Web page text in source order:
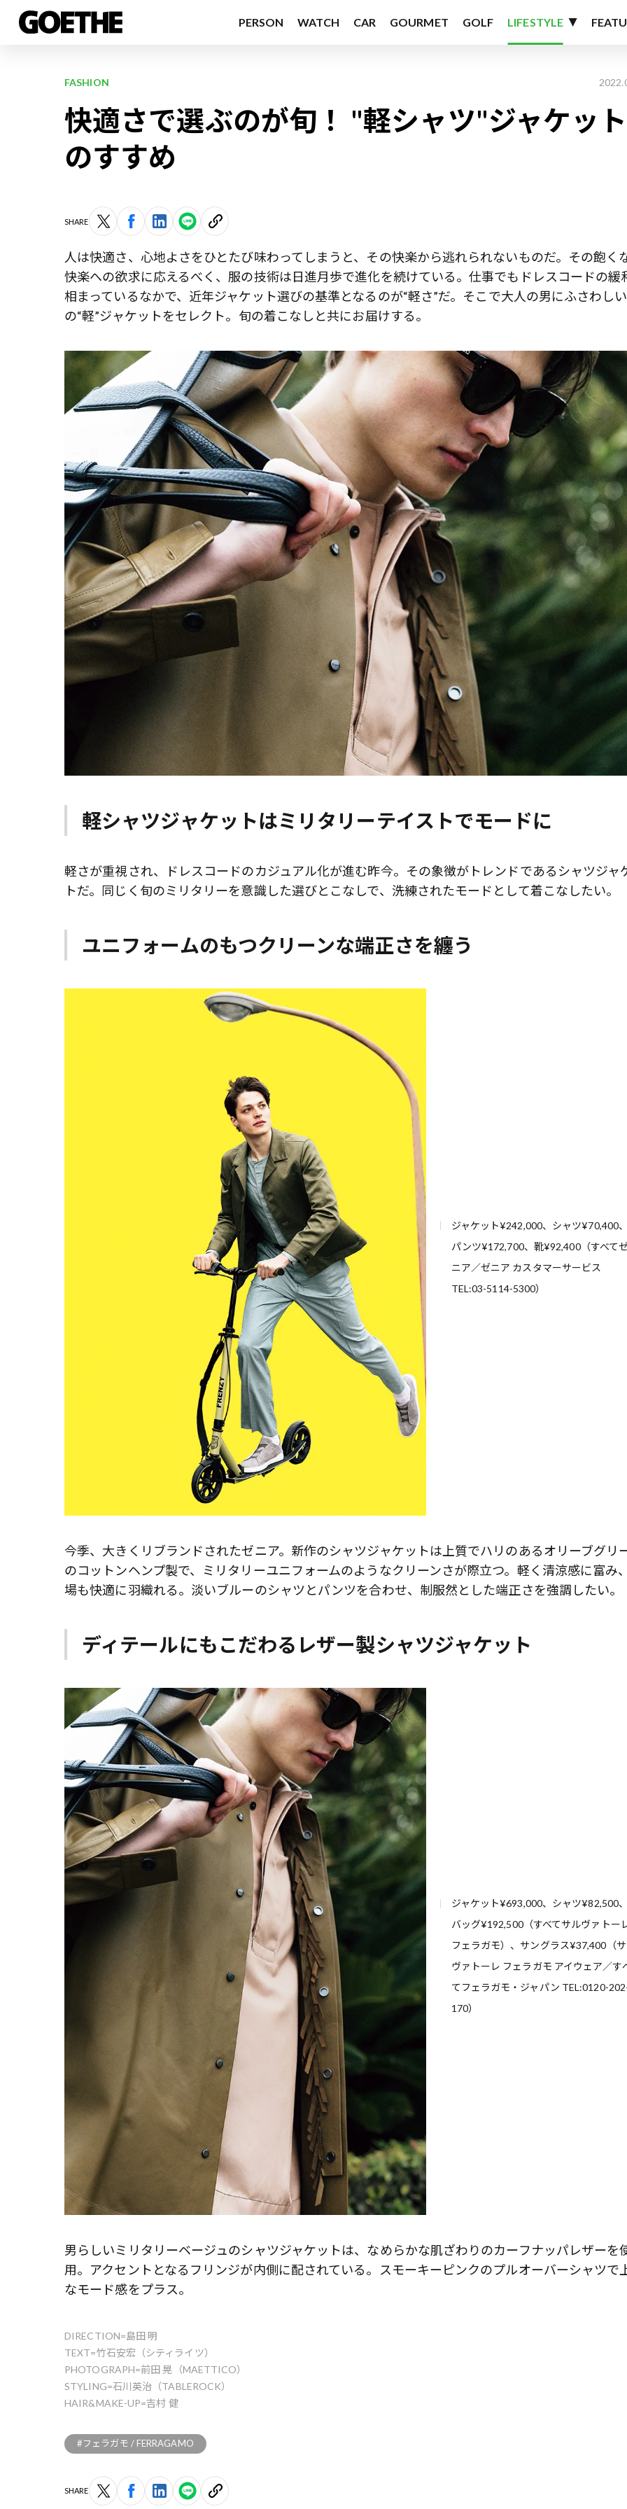
PERSON WATCH CAR GOURMET GOLF LIFESTYLE
FASHION
快適さで選ぶのが旬！ "軽シャツ"ジャケット
のすすめ
SHARE
人は快適さ、心地よさをひとたび味わってしまうと、その快楽から逃れられないものだ。その飽く
快楽への欲求に応えるべく、服の技術は日進月歩で進化を続けている。仕事でもドレスコードの緩
相まっているなかで、近年ジャケット選びの基準となるのが“軽さ”だ。そこで大人の男にふさわし
の“軽”ジャケットをセレクト。旬の着こなしと共にお届けする。
軽シャツジャケットはミリタリーテイストでモードに
軽さが重視され、ドレスコードのカジュアル化が進む昨今。その象徴がトレンドであるシャツジャ
トだ。同じく旬のミリタリーを意識した選びとこなしで、洗練されたモードとして着こなしたい。
ユニフォームのもつクリーンな端正さを纏う
ジャケット¥242,000、シャツ¥70,400
パンツ¥172,700、靴¥92,400（すべて
ニア／ゼニア カスタマーサービス
TEL:03-5114-5300）
今季、大きくリブランドされたゼニア。新作のシャツジャケットは上質でハリのあるオリーブグリ
のコットンヘンプ製で、ミリタリーユニフォームのようなクリーンさが際立つ。軽く清涼感に富み
場も快適に羽織れる。淡いブルーのシャツとパンツを合わせ、制服然とした端正さを強調したい。
ディテールにもこだわるレザー製シャツジャケット
ジャケット¥693,000、シャツ¥82,500
バッグ¥192,500（すべてサルヴァトー
フェラガモ）、サングラス¥37,400（
ヴァトーレ フェラガモ アイウェア／す
てフェラガモ・ジャパン TEL:0120-
170）
男らしいミリタリーベージュのシャツジャケットは、なめらかな肌ざわりのカーフナッパレザーを
用。アクセントとなるフリンジが内側に配されている。スモーキーピンクのプルオーバーシャツで
なモード感をプラス。
DIRECTION=島田 明
TEXT=竹石安宏（シティライツ）
PHOTOGRAPH=前田 晃（MAETTICO）
STYLING=石川英治（TABLEROCK）
HAIR&MAKE-UP=吉村 健
#フェラガモ / FERRAGAMO
SHARE
前列ホテル「UMITO 熱海 別邸」